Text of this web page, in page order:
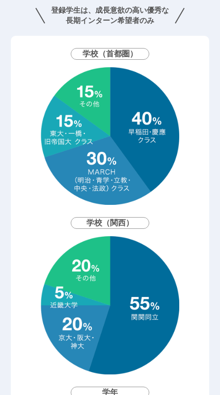
登録学生は、成長意欲の高い優秀な
長期インターン希望者のみ
学校（首都圏）
学校（関西）
学年